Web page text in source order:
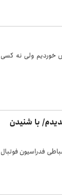
خوردیم ولی نه کسی
ندیدم/ با شنیدن
فدراسیون فوتبال